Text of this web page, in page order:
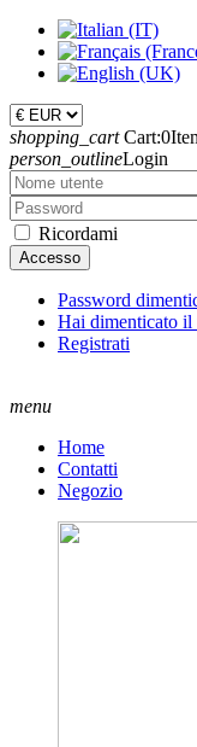
shopping_cart Cart:0
person_outlineLogin
Ricordami
Accesso
Password
Hai dimenticato il
Registrati
menu
Home
Contatti
Negozio